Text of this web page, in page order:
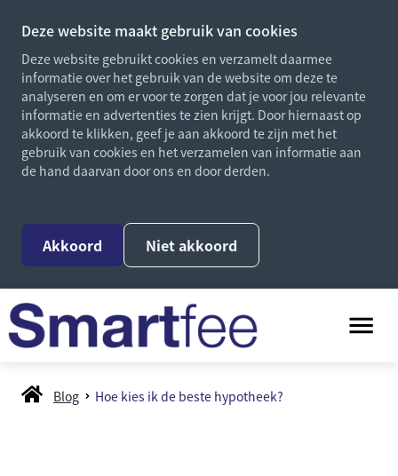
Deze website maakt gebruik van cookies
Deze website gebruikt cookies en verzamelt daarmee
informatie over het gebruik van de website om deze te
analyseren en om er voor te zorgen dat je voor jou relevante
informatie en advertenties te zien krijgt. Door hiernaast op
akkoord te klikken, geef je aan akkoord te zijn met het
gebruik van cookies en het verzamelen van informatie aan
de hand daarvan door ons en door derden.
Akkoord Niet akkoord
Blog Hoe kies ik de beste hypotheek?